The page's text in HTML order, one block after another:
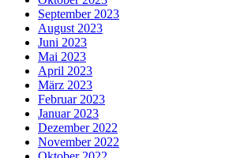
September 2023
August 2023
Juni 2023
Mai 2023
April 2023
März 2023
Februar 2023
Januar 2023
Dezember 2022
November 2022